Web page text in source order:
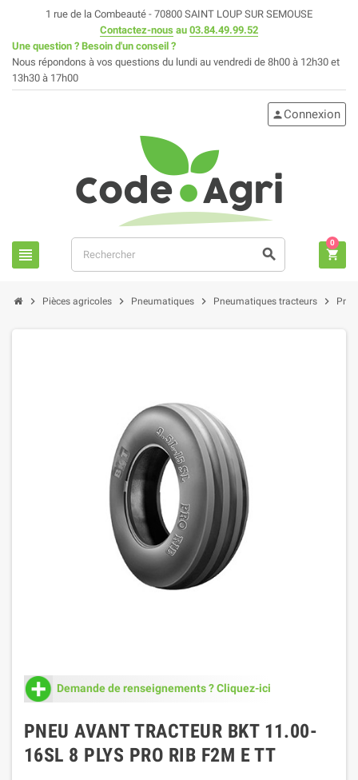
1 rue de la Combeauté - 70800 SAINT LOUP SUR SEMOUSE
Contactez-nous au 03.84.49.99.52
Une question ? Besoin d'un conseil ?
Nous répondons à vos questions du lundi au vendredi de 8h00 à 12h30 et
13h30 à 17h00
view_headline search
person Connexion
shopping_cart
0
chevron_right Pièces agricoles chevron_right Pneumatiques chevron_right Pneumatiques tracteurs chevron_right
Demande de renseignements ? Cliquez-ici
PNEU AVANT TRACTEUR BKT 11.00-
16SL 8 PLYS PRO RIB F2M E TT